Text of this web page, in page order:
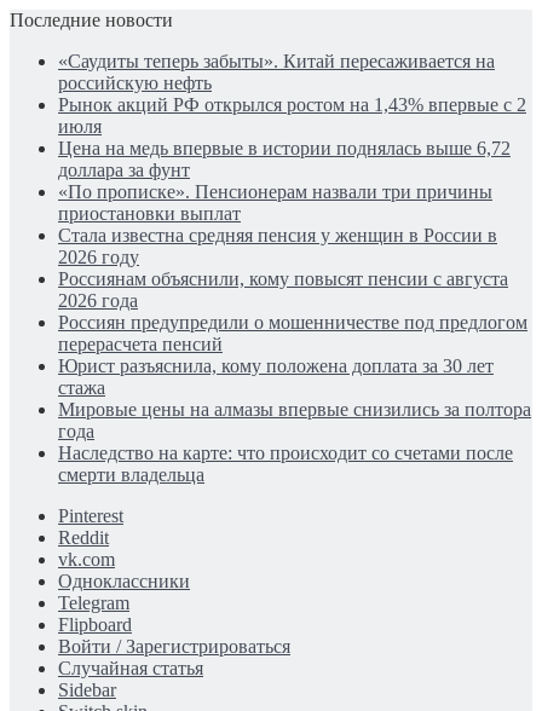
Последние новости
«Саудиты теперь забыты». Китай пересаживается на
российскую нефть
Рынок акций РФ открылся ростом на 1,43% впервые с 2
июля
Цена на медь впервые в истории поднялась выше 6,72
доллара за фунт
«По прописке». Пенсионерам назвали три причины
приостановки выплат
Стала известна средняя пенсия у женщин в России в
2026 году
Россиянам объяснили, кому повысят пенсии с августа
2026 года
Россиян предупредили о мошенничестве под предлогом
перерасчета пенсий
Юрист разъяснила, кому положена доплата за 30 лет
стажа
Мировые цены на алмазы впервые снизились за полтора
года
Наследство на карте: что происходит со счетами после
смерти владельца
Pinterest
Reddit
vk.com
Одноклассники
Telegram
Flipboard
Войти / Зарегистрироваться
Случайная статья
Sidebar